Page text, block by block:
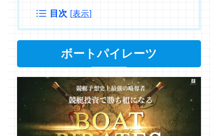
目次 [表示]
ボートパイレーツ